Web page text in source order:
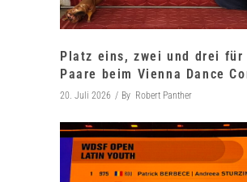
Platz eins, zwei und drei für
Paare beim Vienna Dance
20. Juli 2026 By Robert Panther